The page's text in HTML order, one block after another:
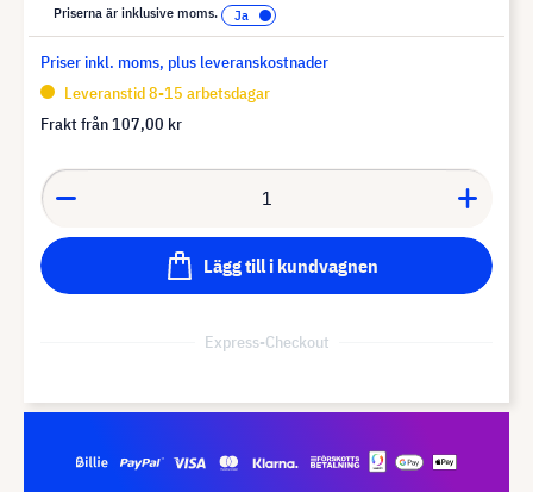
Priserna är inklusive moms.
Priser inkl. moms, plus leveranskostnader
Leveranstid 8-15 arbetsdagar
Frakt från 107,00 kr
Lägg till i kundvagnen
Express-Checkout